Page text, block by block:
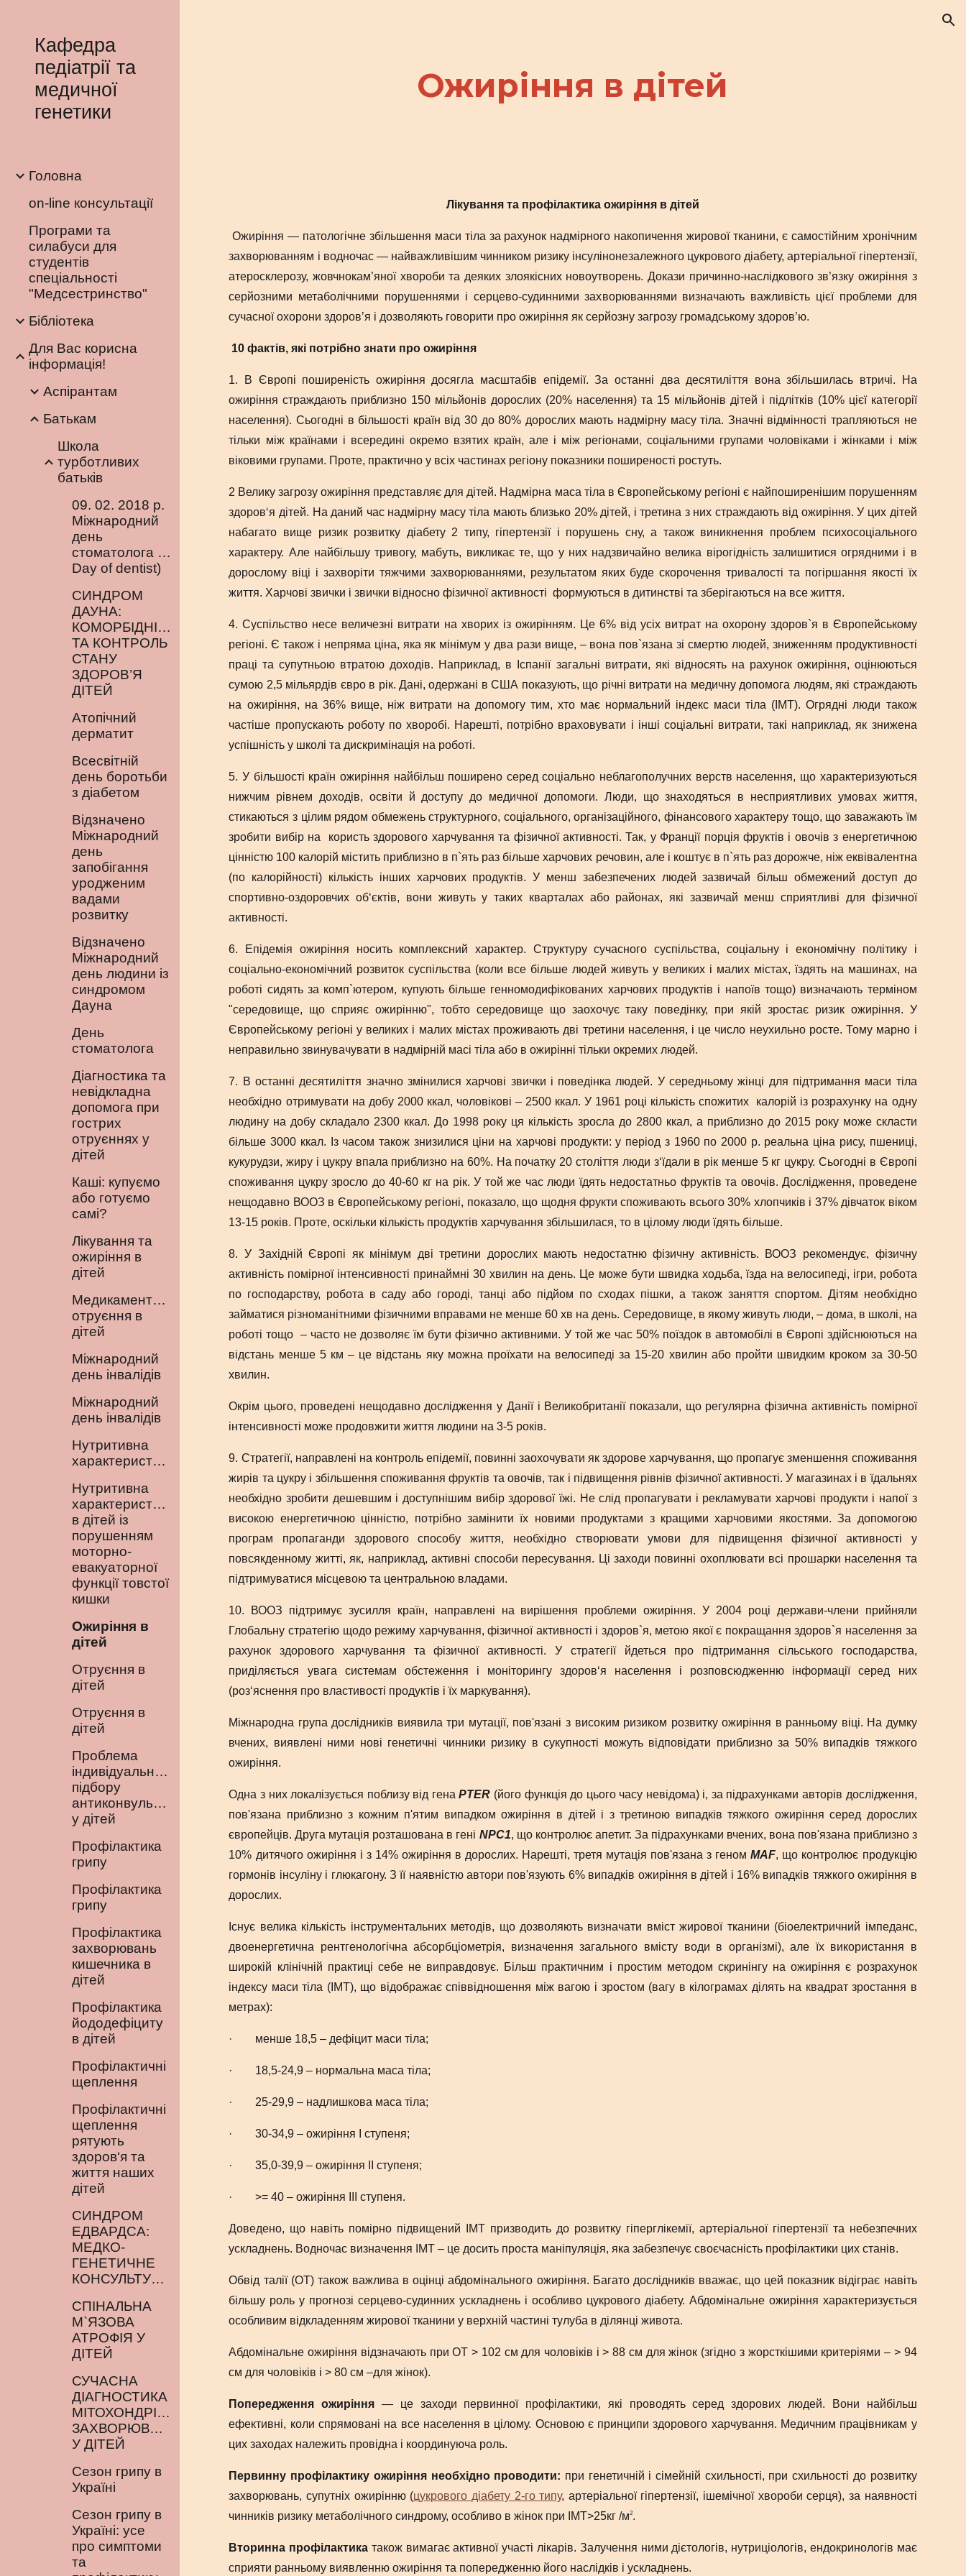
Кафедра
педіатрії та
медичної
генетики
Головна
on-line консультації
Програми та
силабуси для
студентів
спеціальності
"Медсестринство"
Бібліотека
Для Вас корисна
інформація!
Аспірантам
Батькам
Школа
турботливих
батьків
09. 02. 2018 р.
Міжнародний
день
стоматолога (International
Day of dentist)
CИНДРОМ
ДАУНА:
КОМОРБІДНІСТЬ
ТА КОНТРОЛЬ
СТАНУ
ЗДОРОВ’Я
ДІТЕЙ
Атопічний
дерматит
Всесвітній
день боротьби
з діабетом
Відзначено
Міжнародний
день
запобігання
уродженим
вадами
розвитку
Відзначено
Міжнародний
день людини із
синдромом
Дауна
День
стоматолога
Діагностика та
невідкладна
допомога при
гострих
отруєннях у
дітей
Каші: купуємо
або готуємо
самі?
Лікування та
ожиріння в
дітей
Медикаментозні
отруєння в
дітей
Міжнародний
день інвалідів
Міжнародний
день інвалідів
Нутритивна
характеристика
Нутритивна
характеристика
в дітей із
порушенням
моторно-
евакуаторної
функції товстої
кишки
Ожиріння в
дітей
Отруєння в
дітей
Отруєння в
дітей
Проблема
індивідуального
підбору
антиконвульсантів
у дітей
Профілактика
грипу
Профілактика
грипу
Профілактика
захворювань
кишечника в
дітей
Профілактика
йододефіциту
в дітей
Профілактичні
щеплення
Профілактичні
щеплення
рятують
здоров‘я та
життя наших
дітей
СИНДРОМ
ЕДВАРДСА:
МЕДКО-
ГЕНЕТИЧНЕ
КОНСУЛЬТУВАННЯ
СПІНАЛЬНА
М`ЯЗОВА
АТРОФІЯ У
ДІТЕЙ
СУЧАСНА
ДІАГНОСТИКА
МІТОХОНДРІАЛЬНИХ
ЗАХВОРЮВАНЬ
У ДІТЕЙ
Сезон грипу в
Україні
Сезон грипу в
Україні: усе
про симптоми
та
Ожиріння в дітей
Лікування та профілактика ожиріння в дітей
Ожиріння ― патологічне збільшення маси тіла за рахунок надмірного накопичення жирової тканини, є самостійним хронічним
захворюванням і водночас ― найважливішим чинником ризику інсулінонезалежного цукрового діабету, артеріальної гіпертензії,
атеросклерозу, жовчнокам’яної хвороби та деяких злоякісних новоутворень. Докази причинно-наслідкового зв’язку ожиріння з
серйозними метаболічними порушеннями і серцево-судинними захворюваннями визначають важливість цієї проблеми для
сучасної охорони здоров’я і дозволяють говорити про ожиріння як серйозну загрозу громадському здоров’ю.
10 фактів, які потрібно знати про ожиріння
1. В Європі поширеність ожиріння досягла масштабів епідемії. За останні два десятиліття вона збільшилась втричі. На
ожиріння страждають приблизно 150 мільйонів дорослих (20% населення) та 15 мільйонів дітей і підлітків (10% цієї категорії
населення). Сьогодні в більшості країн від 30 до 80% дорослих мають надмірну масу тіла. Значні відмінності трапляються не
тільки між країнами і всередині окремо взятих країн, але і між регіонами, соціальними групами чоловіками і жінками і між
віковими групами. Проте, практично у всіх частинах регіону показники поширеності ростуть.
2 Велику загрозу ожиріння представляє для дітей. Надмірна маса тіла в Європейському регіоні є найпоширенішим порушенням
здоров‘я дітей. На даний час надмірну масу тіла мають близько 20% дітей, і третина з них страждають від ожиріння. У цих дітей
набагато вище ризик розвитку діабету 2 типу, гіпертензії і порушень сну, а також виникнення проблем психосоціального
характеру. Але найбільшу тривогу, мабуть, викликає те, що у них надзвичайно велика вірогідність залишитися огрядними і в
дорослому віці і захворіти тяжчими захворюваннями, результатом яких буде скорочення тривалості та погіршання якості їх
життя. Харчові звички і звички відносно фізичної активності формуються в дитинстві та зберігаються на все життя.
4. Суспільство несе величезні витрати на хворих із ожирінням. Це 6% від усіх витрат на охорону здоров`я в Європейському
регіоні. Є також і непряма ціна, яка як мінімум у два рази вище, – вона пов`язана зі смертю людей, зниженням продуктивності
праці та супутньою втратою доходів. Наприклад, в Іспанії загальні витрати, які відносять на рахунок ожиріння, оцінюються
сумою 2,5 мільярдів євро в рік. Дані, одержані в США показують, що річні витрати на медичну допомога людям, які страждають
на ожиріння, на 36% вище, ніж витрати на допомогу тим, хто має нормальний індекс маси тіла (ІМТ). Огрядні люди також
частіше пропускають роботу по хворобі. Нарешті, потрібно враховувати і інші соціальні витрати, такі наприклад, як знижена
успішність у школі та дискримінація на роботі.
5. У більшості країн ожиріння найбільш поширено серед соціально неблагополучних верств населення, що характеризуються
нижчим рівнем доходів, освіти й доступу до медичної допомоги. Люди, що знаходяться в несприятливих умовах життя,
стикаються з цілим рядом обмежень структурного, соціального, організаційного, фінансового характеру тощо, що заважають їм
зробити вибір на користь здорового харчування та фізичної активності. Так, у Франції порція фруктів і овочів з енергетичною
цінністю 100 калорій містить приблизно в п`ять раз більше харчових речовин, але і коштує в п`ять раз дорожче, ніж еквівалентна
(по калорійності) кількість інших харчових продуктів. У менш забезпечених людей зазвичай більш обмежений доступ до
спортивно-оздоровчих об‘єктів, вони живуть у таких кварталах або районах, які зазвичай менш сприятливі для фізичної
активності.
6. Епідемія ожиріння носить комплексний характер. Структуру сучасного суспільства, соціальну і економічну політику і
соціально-економічний розвиток суспільства (коли все більше людей живуть у великих і малих містах, їздять на машинах, на
роботі сидять за комп`ютером, купують більше генномодифікованих харчових продуктів і напоїв тощо) визначають терміном
"середовище, що сприяє ожирінню", тобто середовище що заохочує таку поведінку, при якій зростає ризик ожиріння. У
Європейському регіоні у великих і малих містах проживають дві третини населення, і це число неухильно росте. Тому марно і
неправильно звинувачувати в надмірній масі тіла або в ожирінні тільки окремих людей.
7. В останні десятиліття значно змінилися харчові звички і поведінка людей. У середньому жінці для підтримання маси тіла
необхідно отримувати на добу 2000 ккал, чоловікові – 2500 ккал. У 1961 році кількість спожитих калорій із розрахунку на одну
людину на добу складало 2300 ккал. До 1998 року ця кількість зросла до 2800 ккал, а приблизно до 2015 року може скласти
більше 3000 ккал. Із часом також знизилися ціни на харчові продукти: у період з 1960 по 2000 р. реальна ціна рису, пшениці,
кукурудзи, жиру і цукру впала приблизно на 60%. На початку 20 століття люди з‘їдали в рік менше 5 кг цукру. Сьогодні в Європі
споживання цукру зросло до 40-60 кг на рік. У той же час люди їдять недостатньо фруктів та овочів. Дослідження, проведене
нещодавно ВООЗ в Європейському регіоні, показало, що щодня фрукти споживають всього 30% хлопчиків і 37% дівчаток віком
13-15 років. Проте, оскільки кількість продуктів харчування збільшилася, то в цілому люди їдять більше.
8. У Західній Європі як мінімум дві третини дорослих мають недостатню фізичну активність. ВООЗ рекомендує, фізичну
активність помірної інтенсивності принаймні 30 хвилин на день. Це може бути швидка ходьба, їзда на велосипеді, ігри, робота
по господарству, робота в саду або городі, танці або підйом по сходах пішки, а також заняття спортом. Дітям необхідно
займатися різноманітними фізичними вправами не менше 60 хв на день. Середовище, в якому живуть люди, – дома, в школі, на
роботі тощо – часто не дозволяє їм бути фізично активними. У той же час 50% поїздок в автомобілі в Європі здійснюються на
відстань менше 5 км – це відстань яку можна проїхати на велосипеді за 15-20 хвилин або пройти швидким кроком за 30-50
хвилин.
Окрім цього, проведені нещодавно дослідження у Данії і Великобританії показали, що регулярна фізична активність помірної
інтенсивності може продовжити життя людини на 3-5 років.
9. Стратегії, направлені на контроль епідемії, повинні заохочувати як здорове харчування, що пропагує зменшення споживання
жирів та цукру і збільшення споживання фруктів та овочів, так і підвищення рівнів фізичної активності. У магазинах і в їдальнях
необхідно зробити дешевшим і доступнішим вибір здорової їжі. Не слід пропагувати і рекламувати харчові продукти і напої з
високою енергетичною цінністю, потрібно замінити їх новими продуктами з кращими харчовими якостями. За допомогою
програм пропаганди здорового способу життя, необхідно створювати умови для підвищення фізичної активності у
повсякденному житті, як, наприклад, активні способи пересування. Ці заходи повинні охоплювати всі прошарки населення та
підтримуватися місцевою та центральною владами.
10. ВООЗ підтримує зусилля країн, направлені на вирішення проблеми ожиріння. У 2004 році держави-члени прийняли
Глобальну стратегію щодо режиму харчування, фізичної активності і здоров`я, метою якої є покращання здоров`я населення за
рахунок здорового харчування та фізичної активності. У стратегії йдеться про підтримання сільського господарства,
приділяється увага системам обстеження і моніторингу здоров‘я населення і розповсюдженню інформації серед них
(роз‘яснення про властивості продуктів і їх маркування).
Міжнародна група дослідників виявила три мутації, пов'язані з високим ризиком розвитку ожиріння в ранньому віці. На думку
вчених, виявлені ними нові генетичні чинники ризику в сукупності можуть відповідати приблизно за 50% випадків тяжкого
ожиріння.
Одна з них локалізується поблизу від генаPTER (його функція до цього часу невідома) і, за підрахунками авторів дослідження,
пов'язана приблизно з кожним п'ятим випадком ожиріння в дітей і з третиною випадків тяжкого ожиріння серед дорослих
європейців. Друга мутація розташована в гені NPC1, що контролює апетит. За підрахунками вчених, вона пов'язана приблизно з
10% дитячого ожиріння і з 14% ожиріння в дорослих. Нарешті, третя мутація пов'язана з геномМАF, що контролює продукцію
гормонів інсуліну і глюкагону. З її наявністю автори пов'язують 6% випадків ожиріння в дітей і 16% випадків тяжкого ожиріння в
дорослих.
Існує велика кількість інструментальних методів, що дозволяють визначати вміст жирової тканини (біоелектричний імпеданс,
двоенергетична рентгенологічна абсорбціометрія, визначення загального вмісту води в організмі), але їх використання в
широкій клінічній практиці себе не виправдовує. Більш практичним і простим методом скринінгу на ожиріння є розрахунок
індексу маси тіла (ІМТ), що відображає співвідношення між вагою і зростом (вагу в кілограмах ділять на квадрат зростання в
метрах):
· менше 18,5 – дефіцит маси тіла;
· 18,5-24,9 – нормальна маса тіла;
· 25-29,9 – надлишкова маса тіла;
· 30-34,9 – ожиріння I ступеня;
· 35,0-39,9 – ожиріння II ступеня;
· >= 40 – ожиріння III ступеня.
Доведено, що навіть помірно підвищений ІМТ призводить до розвитку гіперглікемії, артеріальної гіпертензії та небезпечних
ускладнень. Водночас визначення ІМТ – це досить проста маніпуляція, яка забезпечує своєчасність профілактики цих станів.
Обвід талії (ОТ) також важлива в оцінці абдомінального ожиріння. Багато дослідників вважає, що цей показник відіграє навіть
більшу роль у прогнозі серцево-судинних ускладнень і особливо цукрового діабету. Абдомінальне ожиріння характеризується
особливим відкладенням жирової тканини у верхній частині тулуба в ділянці живота.
Абдомінальне ожиріння відзначають при ОТ > 102 см для чоловіків і > 88 см для жінок (згідно з жорсткішими критеріями – > 94
см для чоловіків і > 80 см –для жінок).
Попередження ожиріння ― це заходи первинної профілактики, які проводять серед здорових людей. Вони найбільш
ефективні, коли спрямовані на все населення в цілому. Основою є принципи здорового харчування. Медичним працівникам у
цих заходах належить провідна і координуюча роль.
Первинну профілактику ожиріння необхідно проводити: при генетичній і сімейній схильності, при схильності до розвитку
захворювань, супутніх ожирінню (цукрового діабету 2-го типу, артеріальної гіпертензії, ішемічної хвороби серця), за наявності
чинників ризику метаболічного синдрому, особливо в жінок при ІМТ>25кг /м2.
Вторинна профілактика також вимагає активної участі лікарів. Залучення ними дієтологів, нутриціологів, ендокринологів має
сприяти ранньому виявленню ожиріння та попередженню його наслідків і ускладнень.